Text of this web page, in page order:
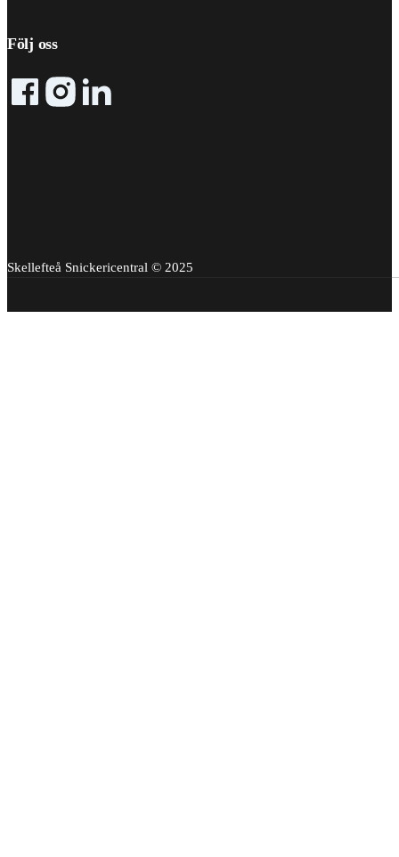
Följ oss
Follow me on Facebook
Follow me on X
Skellefteå Snickericentral © 2025